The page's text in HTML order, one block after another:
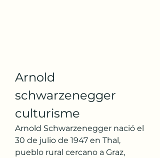
Arnold
schwarzenegger
culturisme
Arnold Schwarzenegger nació el
30 de julio de 1947 en Thal,
pueblo rural cercano a Graz,